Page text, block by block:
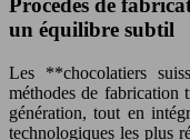
Procédés de
un équilibre subtil
Les **chocolatiers
méthodes de fabrication
génération, tout en
technologiques les plus